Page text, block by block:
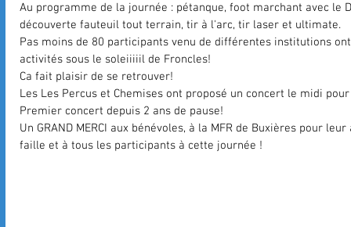
Au programme de la journée : pétanque, foot marchant avec le
découverte fauteuil tout terrain, tir à l'arc, tir laser et ultimate.
Pas moins de 80 participants venu de différentes institutions
activités sous le soleiiiiil de Froncles!
Ca fait plaisir de se retrouver!
Les Les Percus et Chemises ont proposé un concert le midi
Premier concert depuis 2 ans de pause!
Un GRAND MERCI aux bénévoles, à la MFR de Buxières pour
faille et à tous les participants à cette journée !